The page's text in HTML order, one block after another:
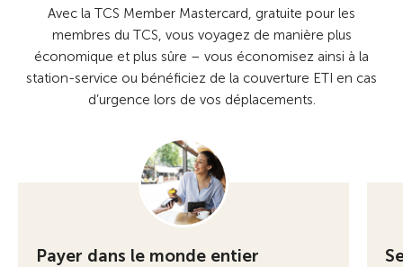
Avec la TCS Member Mastercard, gratuite pour les
membres du TCS, vous voyagez de manière plus
économique et plus sûre – vous économisez ainsi à la
station-service ou bénéficiez de la couverture ETI en cas
d’urgence lors de vos déplacements.
Payer dans le monde entier